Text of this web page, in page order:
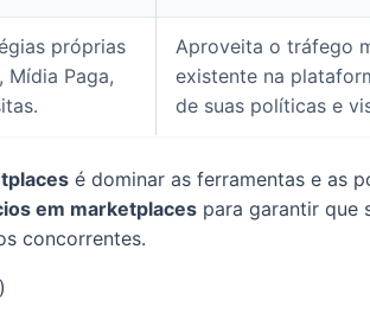
próprias
Mídia Paga,
Aproveita o tráfego
existente na
de suas políticas e
é dominar as ferramentas e as
em marketplaces para garantir que
concorrentes.